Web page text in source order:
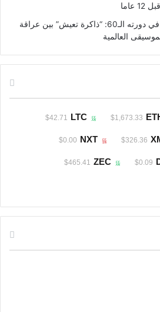
مهرجان الحمامات الدولي في دورته الـ60: “ذاكرة تعيش” بين عراقة
العالمية
$1,673.33
LTC
$42.71
$326.36
NXT
$0.00
$0.09
ZEC
$465.41